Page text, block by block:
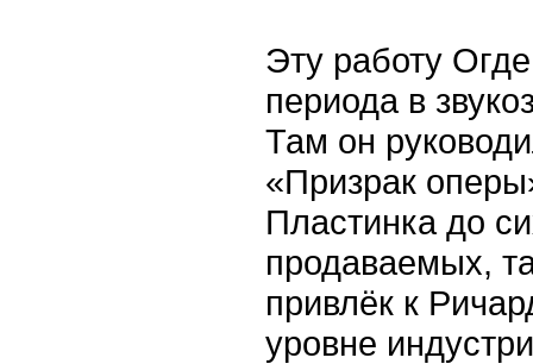
Эту работу
периода в
Там он
«Призрак
Пластинка до
продаваемых,
привлёк к
уровне